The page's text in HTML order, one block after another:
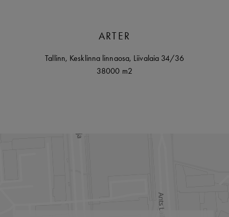
ARTER
Tallinn, Kesklinna linnaosa, Liivalaia 34/36
38000 m2